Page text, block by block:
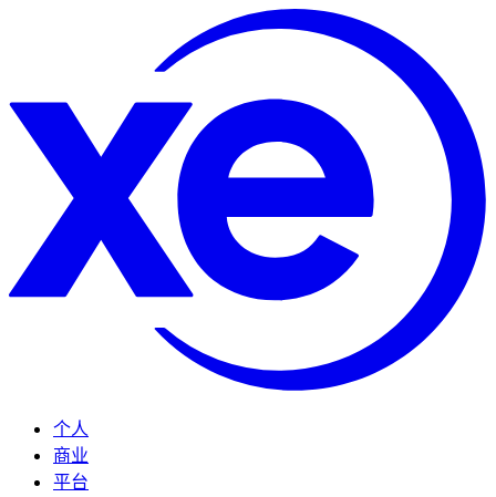
个人
商业
平台